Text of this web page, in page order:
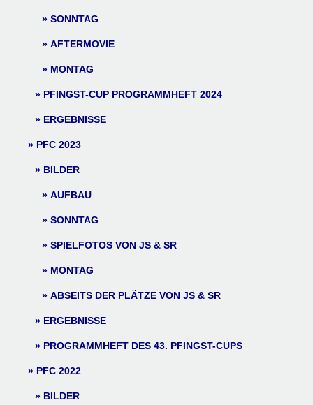
SONNTAG
AFTERMOVIE
MONTAG
PFINGST-CUP PROGRAMMHEFT 2024
ERGEBNISSE
PFC 2023
BILDER
AUFBAU
SONNTAG
SPIELFOTOS VON JS & SR
MONTAG
ABSEITS DER PLÄTZE VON JS & SR
ERGEBNISSE
PROGRAMMHEFT DES 43. PFINGST-CUPS
PFC 2022
BILDER